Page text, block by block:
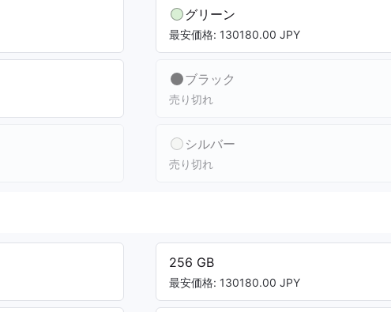
グリーン
最安価格: 130180.00 JPY
ブラック
売り切れ
シルバー
売り切れ
256 GB
最安価格: 130180.00 JPY